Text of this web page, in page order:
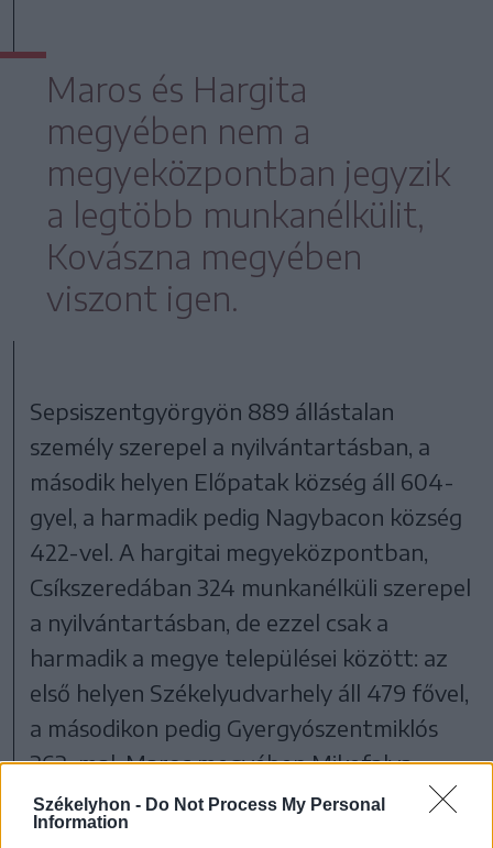
Székelyhon - Do Not Process My Personal
Information
Maros és Hargita
megyében nem a
megyeközpontban jegyzik
a legtöbb munkanélkülit,
Kovászna megyében
viszont igen.
Sepsiszentgyörgyön 889 állástalan
személy szerepel a nyilvántartásban, a
második helyen Előpatak község áll 604-
gyel, a harmadik pedig Nagybacon község
422-vel. A hargitai megyeközpontban,
Csíkszeredában 324 munkanélküli szerepel
a nyilvántartásban, de ezzel csak a
harmadik a megye települései között: az
első helyen Székelyudvarhely áll 479 fővel,
a másodikon pedig Gyergyószentmiklós
363-mal. Maros megyében Mikefalva
község áll az első helyen 395 fővel, a
második Dicsőszentmárton 321-gyel, a